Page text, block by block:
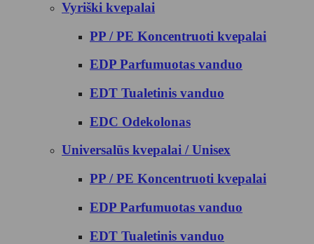
Vyriški kvepalai
PP / PE Koncentruoti kvepalai
EDP Parfumuotas vanduo
EDT Tualetinis vanduo
EDC Odekolonas
Universalūs kvepalai / Unisex
PP / PE Koncentruoti kvepalai
EDP Parfumuotas vanduo
EDT Tualetinis vanduo